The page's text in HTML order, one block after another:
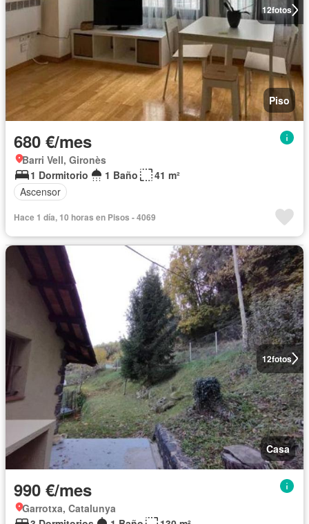
12fotos
Piso
680 €/mes
Barri Vell, Gironès
1 Dormitorio
1 Baño
41 m²
Ascensor
Hace 1 día, 10 horas en Pisos - 4069
12fotos
Casa
990 €/mes
Garrotxa, Catalunya